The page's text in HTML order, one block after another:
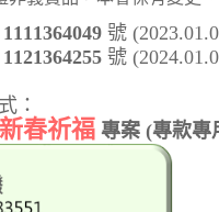
1111364049 號
1121364255 號
：
春祈福 專案 (專款專